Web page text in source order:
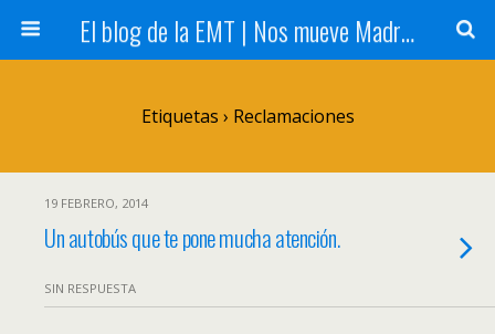
El blog de la EMT | Nos mueve Madrid
Etiquetas › Reclamaciones
19 FEBRERO, 2014
Un autobús que te pone mucha atención.
SIN RESPUESTA